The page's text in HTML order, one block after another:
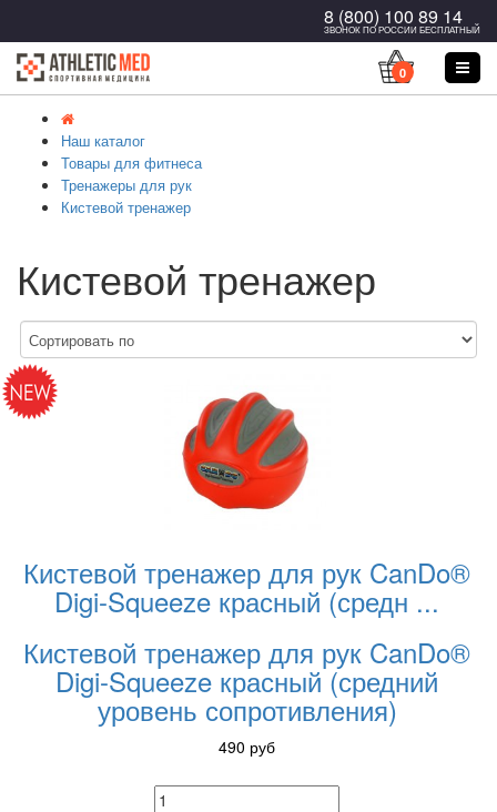
8 (800) 100 89 14
ЗВОНОК ПО РОССИИ БЕСПЛАТНЫЙ
0
Наш каталог
Товары для фитнеса
Тренажеры для рук
Кистевой тренажер
Кистевой тренажер
Кистевой тренажер для рук CanDo®
Digi-Squeeze красный (средн ...
Кистевой тренажер для рук CanDo®
Digi-Squeeze красный (средний
уровень сопротивления)
490 руб